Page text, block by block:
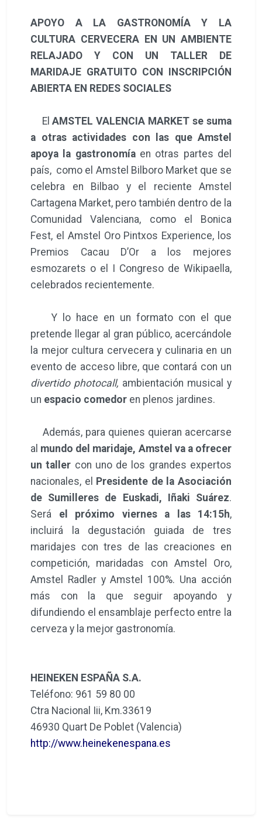
APOYO A LA GASTRONOMÍA Y LA
CULTURA CERVECERA EN UN AMBIENTE
RELAJADO Y CON UN TALLER DE
MARIDAJE GRATUITO CON INSCRIPCIÓN
ABIERTA EN REDES SOCIALES
ElAMSTEL VALENCIA MARKET se suma
a otras actividades con las que Amstel
apoya la gastronomíaen otras partes del
país, como el Amstel Bilboro Market que se
celebra en Bilbao y el reciente Amstel
Cartagena Market, pero también dentro de la
Comunidad Valenciana, como el Bonica
Fest, el Amstel Oro Pintxos Experience, los
Premios Cacau D’Or a los mejores
esmozarets o el I Congreso de Wikipaella,
celebrados recientemente.
Y lo hace en un formato con el que
pretende llegar al gran público, acercándole
la mejor cultura cervecera y culinaria en un
evento de acceso libre, que contará con un
divertido photocall, ambientación musical y
un espacio comedor en plenos jardines.
Además, para quienes quieran acercarse
al mundo del maridaje, Amstel va a ofrecer
un taller con uno de los grandes expertos
nacionales, el Presidente de la Asociación
de Sumilleres de Euskadi, Iñaki Suárez.
Será el próximo viernes a las 14:15h,
incluirá la degustación guiada de tres
maridajes con tres de las creaciones en
competición, maridadas con Amstel Oro,
Amstel Radler y Amstel 100%. Una acción
más con la que seguir apoyando y
difundiendo el ensamblaje perfecto entre la
cerveza y la mejor gastronomía.
HEINEKEN ESPAÑA S.A.
Teléfono: 961 59 80 00
Ctra Nacional Iii, Km.33619
46930 Quart De Poblet (Valencia)
http://www.heinekenespana.es